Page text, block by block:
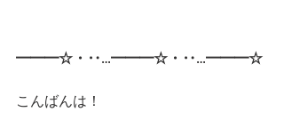
━━━☆・‥…━━━☆・‥…━━━☆
こんばんは！